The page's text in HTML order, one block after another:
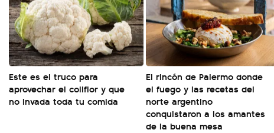
Este es el truco para
aprovechar el coliflor y que
no invada toda tu comida
El rincón de Palermo donde
el fuego y las recetas del
norte argentino
conquistaron a los amantes
de la buena mesa